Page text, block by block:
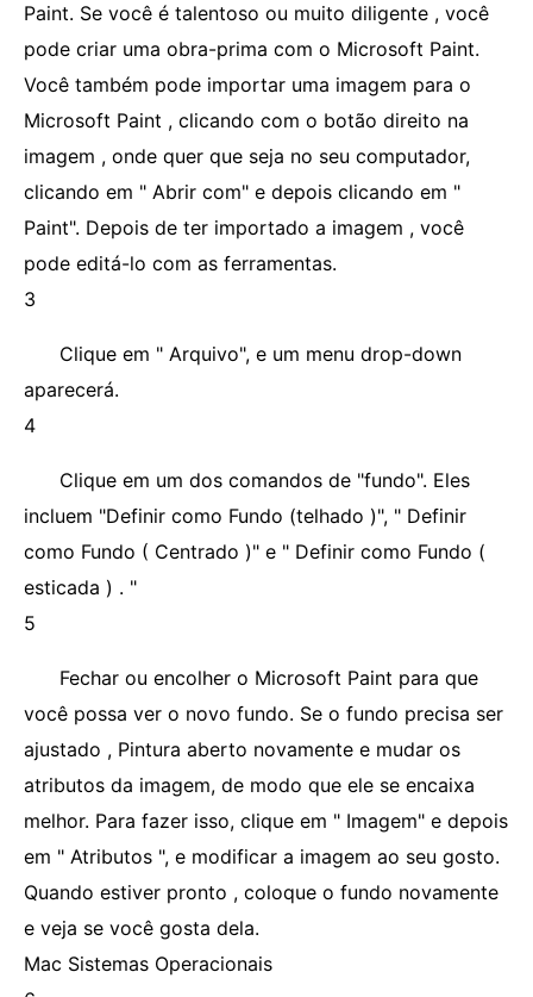
Paint. Se você é talentoso ou muito diligente , você
pode criar uma obra-prima com o Microsoft Paint.
Você também pode importar uma imagem para o
Microsoft Paint , clicando com o botão direito na
imagem , onde quer que seja no seu computador,
clicando em " Abrir com" e depois clicando em "
Paint". Depois de ter importado a imagem , você
pode editá-lo com as ferramentas.
3
Clique em " Arquivo", e um menu drop-down
aparecerá.
4
Clique em um dos comandos de "fundo". Eles
incluem "Definir como Fundo (telhado )", " Definir
como Fundo ( Centrado )" e " Definir como Fundo (
esticada ) . "
5
Fechar ou encolher o Microsoft Paint para que
você possa ver o novo fundo. Se o fundo precisa ser
ajustado , Pintura aberto novamente e mudar os
atributos da imagem, de modo que ele se encaixa
melhor. Para fazer isso, clique em " Imagem" e depois
em " Atributos ", e modificar a imagem ao seu gosto.
Quando estiver pronto , coloque o fundo novamente
e veja se você gosta dela.
Mac Sistemas Operacionais